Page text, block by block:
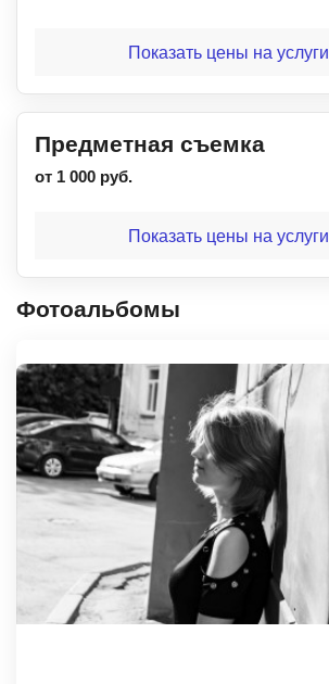
Показать цены на услуги
Предметная съемка
от 1 000 руб.
Показать цены на услуги
Фотоальбомы